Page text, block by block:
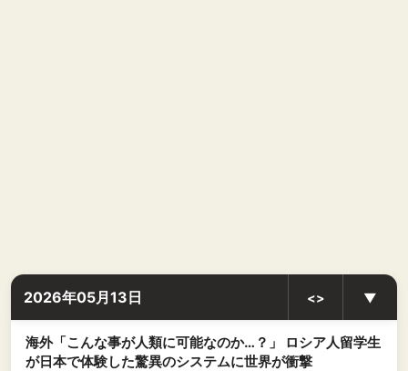
2026年05月13日 <> ▼
海外「こんな事が人類に可能なのか…？」 ロシア人留学生
が日本で体験した驚異のシステムに世界が衝撃